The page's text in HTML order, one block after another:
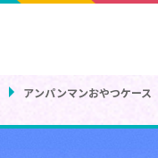
アンパンマンおやつケース